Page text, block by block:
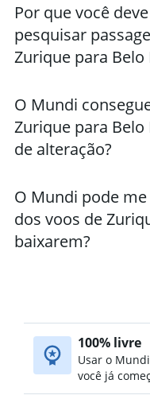
Por que você
pesquisar
Zurique para Belo
O Mundi
Zurique para
de alteração?
O Mundi pode
dos voos de
baixarem?
100% livre
Usar o
você já